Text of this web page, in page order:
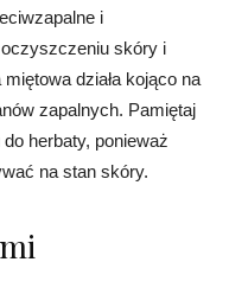
i
skóry i
działa kojąco na
zapalnych. Pamiętaj
herbaty, ponieważ
na stan skóry.